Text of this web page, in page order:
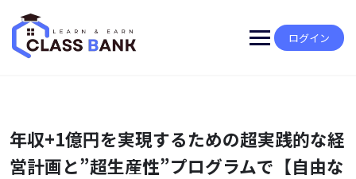
content
ログイン
年収+1億円を実現するための超実践的な経
営計画と”超生産性”プログラムで【自由な